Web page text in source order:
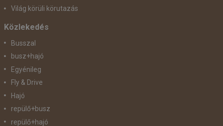
Világ körüli körutazás
Közlekedés
Busszal
busz+hajó
Egyénileg
Fly & Drive
Hajó
repülő+busz
repülő+hajó